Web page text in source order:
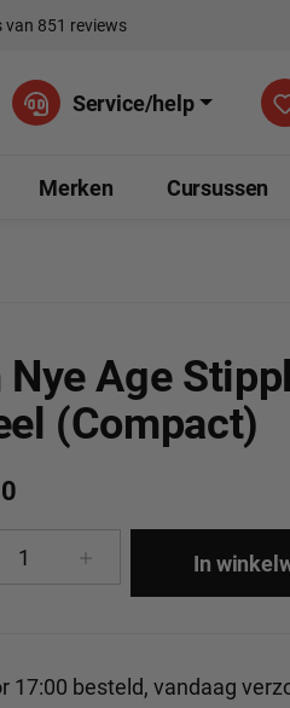
van 851 reviews
Service/help
Merken Cursussen
Nye Age
(Compact)
Voer
In
17:00 besteld, vandaag